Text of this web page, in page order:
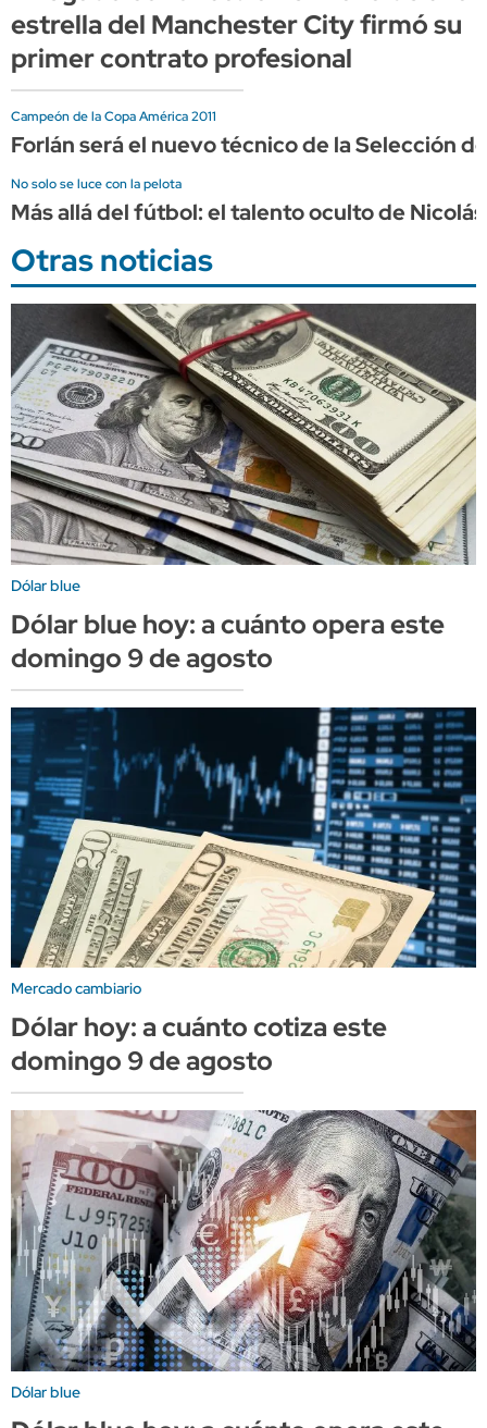
estrella del Manchester City firmó su
primer contrato profesional
Campeón de la Copa América 2011
Forlán será el nuevo técnico de la Selección
No solo se luce con la pelota
Más allá del fútbol: el talento oculto de
Otras noticias
Dólar blue
Dólar blue hoy: a cuánto opera este
domingo 9 de agosto
Mercado cambiario
Dólar hoy: a cuánto cotiza este
domingo 9 de agosto
Dólar blue